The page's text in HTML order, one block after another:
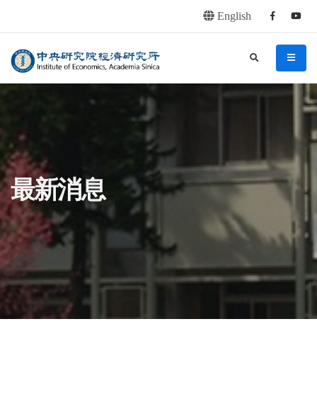
English Facebook
中央研究院經濟研究所 menu
search
最新消息